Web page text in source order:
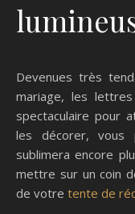
Devenues très
mariage, les
spectaculaire pour
les décorer, vous
sublimera encore
mettre sur un coin
de votre tente de